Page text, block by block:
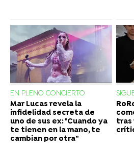
EN PLENO CONCIERTO
Mar Lucas revela la
infidelidad secreta de
uno de sus ex: "Cuando ya
te tienen en la mano, te
cambian por otra”
tras